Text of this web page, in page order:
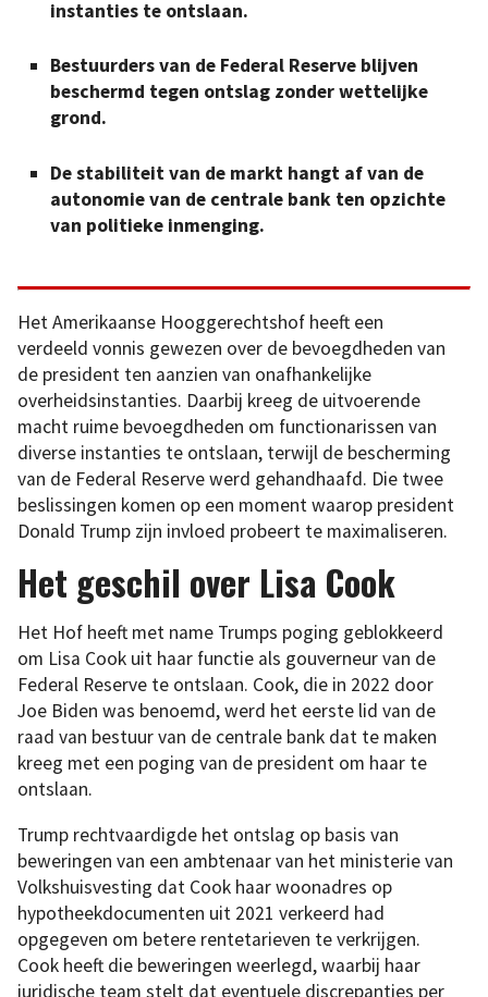
instanties te ontslaan.
Bestuurders van de Federal Reserve blijven
beschermd tegen ontslag zonder wettelijke
grond.
De stabiliteit van de markt hangt af van de
autonomie van de centrale bank ten opzichte
van politieke inmenging.
Het Amerikaanse Hooggerechtshof heeft een
verdeeld vonnis gewezen over de bevoegdheden van
de president ten aanzien van onafhankelijke
overheidsinstanties. Daarbij kreeg de uitvoerende
macht ruime bevoegdheden om functionarissen van
diverse instanties te ontslaan, terwijl de bescherming
van de Federal Reserve werd gehandhaafd. Die twee
beslissingen komen op een moment waarop president
Donald Trump zijn invloed probeert te maximaliseren.
Het geschil over Lisa Cook
Het Hof heeft met name Trumps poging geblokkeerd
om Lisa Cook uit haar functie als gouverneur van de
Federal Reserve te ontslaan. Cook, die in 2022 door
Joe Biden was benoemd, werd het eerste lid van de
raad van bestuur van de centrale bank dat te maken
kreeg met een poging van de president om haar te
ontslaan.
Trump rechtvaardigde het ontslag op basis van
beweringen van een ambtenaar van het ministerie van
Volkshuisvesting dat Cook haar woonadres op
hypotheekdocumenten uit 2021 verkeerd had
opgegeven om betere rentetarieven te verkrijgen.
Cook heeft die beweringen weerlegd, waarbij haar
juridische team stelt dat eventuele discrepanties per